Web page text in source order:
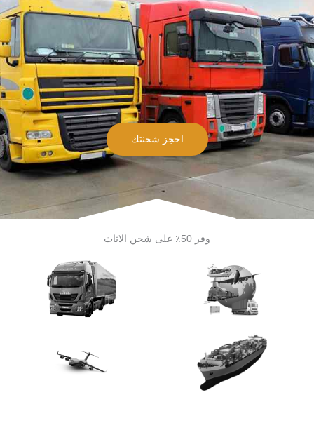
احجز شحنتك
وفر 50٪ على شحن الاثاث